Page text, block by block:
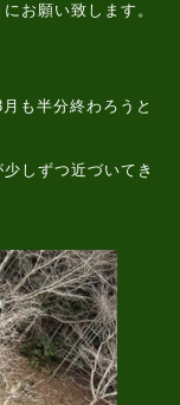
お願い致します。
も半分終わろうと
しずつ近づいてき